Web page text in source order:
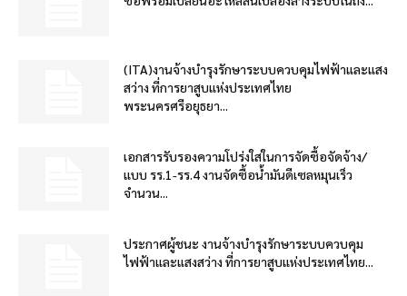
(ITA)งานจ้างบำรุงรักษาระบบควบคุมไฟฟ้าและแสง
สว่าง ที่การยาสูบแห่งประเทศไทย
พระนครศรีอยุธยา...
เอกสารรับรองความโปร่งใสในการจัดซื้อจัดจ้าง/
แบบ รร.1-รร.4 งานจัดซื้อน้ำมันดีเซลหมุนเร็ว
จำนวน...
ประกาศผู้ชนะ งานจ้างบำรุงรักษาระบบควบคุม
ไฟฟ้าและแสงสว่าง ที่การยาสูบแห่งประเทศไทย...